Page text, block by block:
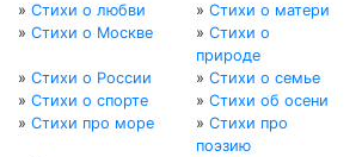
» Стихи о любви » Стихи о матери
» Стихи о Москве » Стихи о
природе
» Стихи о России » Стихи о семье
» Стихи о спорте » Стихи об осени
» Стихи про море » Стихи про
поэзию